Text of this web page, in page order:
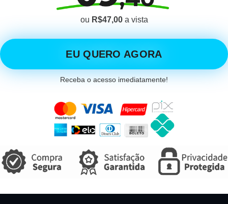
ou R$47,00a vista
EU QUERO AGORA
Receba o acesso imediatamente!